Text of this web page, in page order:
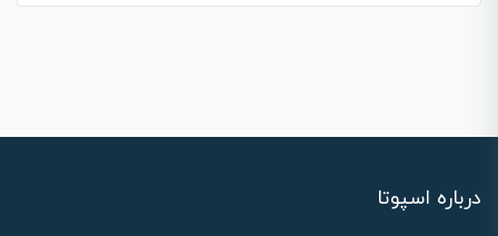
درباره اسپوتا